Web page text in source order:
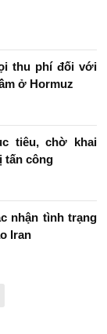
thu phí đối với
ở Hormuz
tiêu, chờ khai
tấn công
nhận tình trạng
Iran